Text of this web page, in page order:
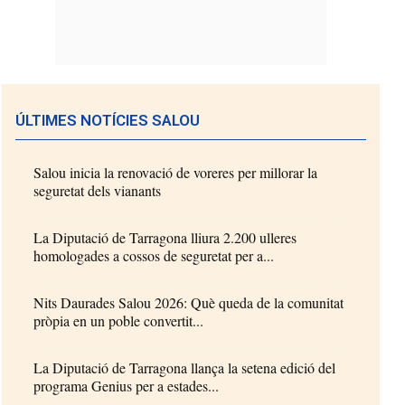
ÚLTIMES NOTÍCIES SALOU
Salou inicia la renovació de voreres per millorar la
seguretat dels vianants
La Diputació de Tarragona lliura 2.200 ulleres
homologades a cossos de seguretat per a...
Nits Daurades Salou 2026: Què queda de la comunitat
pròpia en un poble convertit...
La Diputació de Tarragona llança la setena edició del
programa Genius per a estades...